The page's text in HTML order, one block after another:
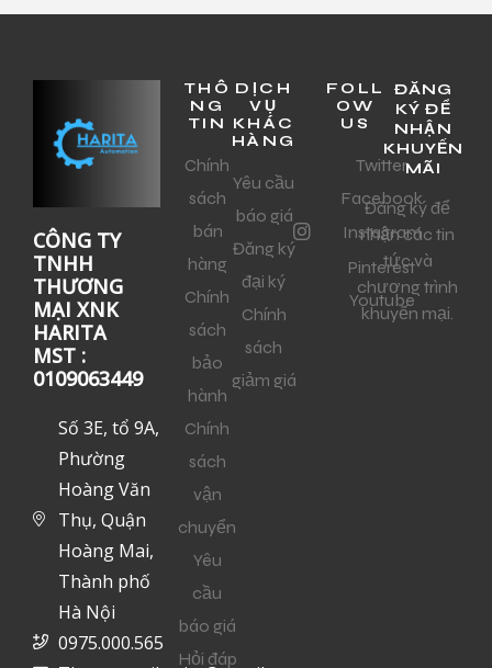
CÔNG TY
TNHH
THƯƠNG
MẠI XNK
HARITA
MST :
0109063449
Số 3E, tổ 9A,
Phường
Hoàng Văn
Thụ, Quận
Hoàng Mai,
Thành phố
Hà Nội
0975.000.565
THÔ
NG
TIN
Chính
sách
bán
hàng
Chính
sách
bảo
hành
Chính
sách
vận
chuyển
Yêu
cầu
báo giá
Hỏi đáp
DỊCH
VỤ
KHÁC
HÀNG
Yêu cầu
báo giá
Đăng ký
đại ký
Chính
sách
giảm giá
FOLL
OW
US
Twitter
Facebook
Instagram
Pinterest
Youtube
ĐĂNG
KÝ ĐỂ
NHẬN
KHUYẾN
MÃI
Đăng ký để
nhận các tin
tức và
chương trình
khuyến mại.